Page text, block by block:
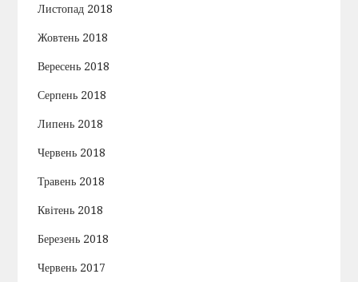
Листопад 2018
Жовтень 2018
Вересень 2018
Серпень 2018
Липень 2018
Червень 2018
Травень 2018
Квітень 2018
Березень 2018
Червень 2017